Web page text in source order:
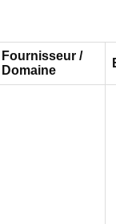
Fournisseur /
Domaine